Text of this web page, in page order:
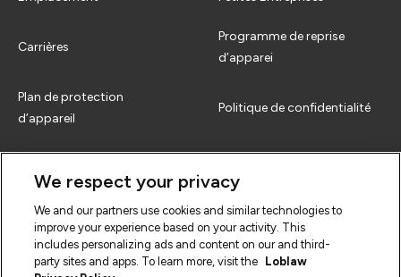
Carrières
Programme de reprise
d’apparei
Plan de protection
d’appareil
Politique de confidentialité
Comment échanger Termes et conditions
We respect your privacy
We and our partners use cookies and similar technologies to
improve your experience based on your activity. This
includes personalizing ads and content on our and third-
party sites and apps. To learn more, visit the
Loblaw